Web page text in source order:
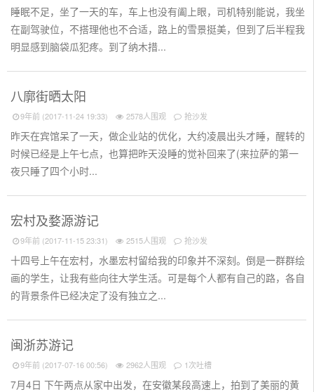
睡眠不足，坐了一天的车，车上也没有阖上眼，司机特别能说，我坐
在副驾驶位，不搭理他也不合适，路上的雪景挺美，但到了后半程我
明显感到脑袋瓜犯疼。到了纳木措...
八廓街晒太阳
9年前 (2017-11-24 19:33) 2578人围观 抢沙发
昨天在宾馆呆了一天，做企业站的优化，大约凌晨出头才睡，醒转的
时候已经是上午七点，也算把昨天没睡的觉补回来了(来拉萨的第一
夜只睡了四个小时...
宏村及婺源游记
9年前 (2017-11-15 23:31) 2515人围观 抢沙发
十四号上午在宏村，水墨宏村留给我的印象并不深刻。倒是一群群绘
画的学生，让我有些向往大学生活。可是每个人都有自己的路，各自
的背景条件已经决定了没有独立之...
闽浙苏游记
9年前 (2017-07-16 00:56) 2962人围观 1次吐槽
7月4日 下午两点从家中出发，在安徽某段高速上，拍到了美丽的黄